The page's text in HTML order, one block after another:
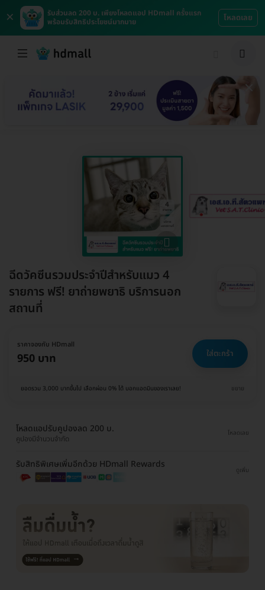
×
รับส่วนลด 200 บ. เพียงโหลดแอป HDmall ครั้งแรก
พร้อมรับสิทธิประโยชน์มากมาย
โหลดเลย
ฉีดวัคซีนรวมประจำปีสำหรับแมว 4
รายการ ฟรี! ยาถ่ายพยาธิ บริการนอก
สถานที่
ราคาจองกับ HDmall
950 บาท ใส่ตะกร้า
ยอดรวม 3,000 บาทขึ้นไป เลือกผ่อน 0% ได้ บอกแอดมินของเราเลย! ขยาย
โหลดแอปรับคูปองลด 200 บ.
คูปองมีจำนวนจำกัด
โหลดเลย
รับสิทธิพิเศษเพิ่มอีกด้วย HDmall Rewards
ดูเพิ่ม